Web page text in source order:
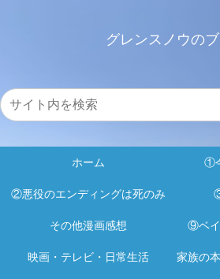
グレンスノウの
ホーム ①
②悪役のエンディングは死のみ
その他漫画感想 ⑨ベイ
映画・テレビ・日常生活 家族の